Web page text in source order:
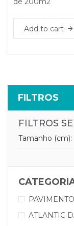
FILTROS
FILTROS
Tamanho (cm):
ATLANTIC
Add to cart